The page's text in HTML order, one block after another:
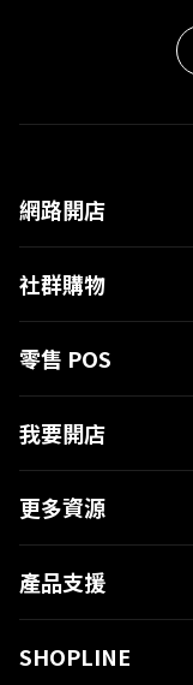
網路開店
社群購物
零售 POS
我要開店
更多資源
產品支援
SHOPLINE